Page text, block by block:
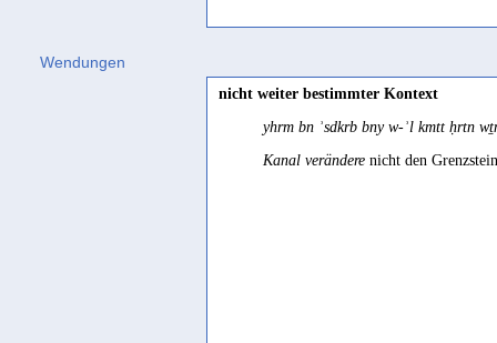
Wendungen
nicht weiter bestimmter Kontext
yhrm bn ʾsdkrb bny w-ʾl kmtt ḥrtn
Kanal verändere nicht den